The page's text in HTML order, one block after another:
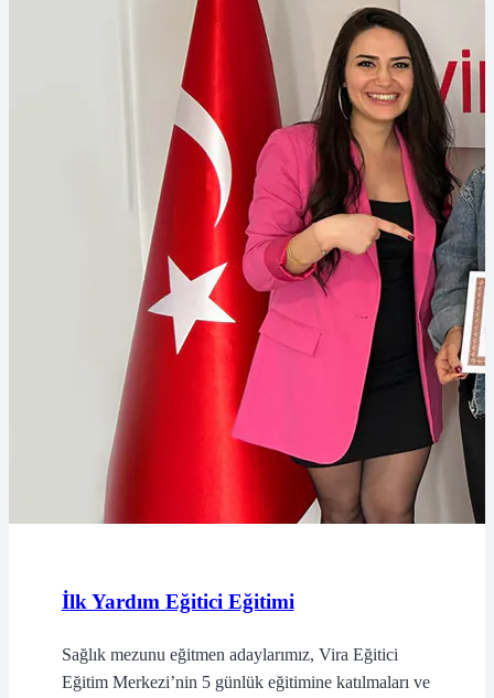
İlk Yardım Eğitici Eğitimi
Sağlık mezunu eğitmen adaylarımız, Vira Eğitici
Eğitim Merkezi’nin 5 günlük eğitimine katılmaları ve